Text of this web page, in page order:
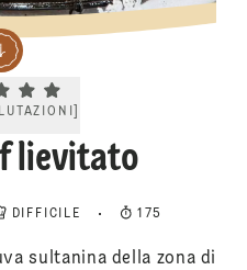
Current rating 5.0. Click to rate.
lievitato
DIFFICILE 175
sultanina della zona di